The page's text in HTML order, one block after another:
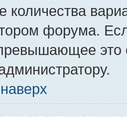
количества
форума.
это